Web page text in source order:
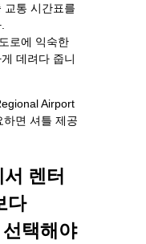
교통 시간표를
로에 익숙한
데려다 줍니
Airport
면 셔틀 제공
렌터
다
택해야